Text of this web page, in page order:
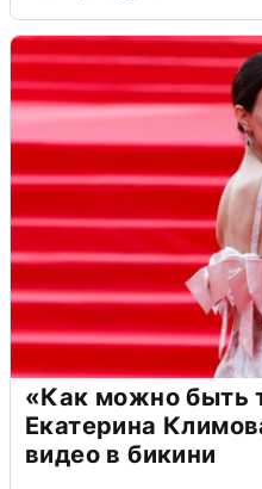
«Как можно быть
Екатерина
видео в бикини